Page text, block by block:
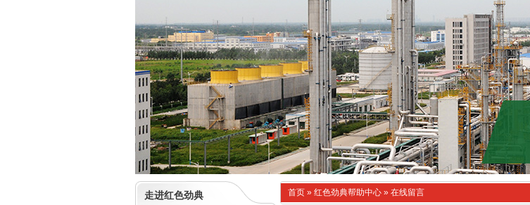
走进红色劲典 首页 » 红色劲典帮助中心 » 在线留言